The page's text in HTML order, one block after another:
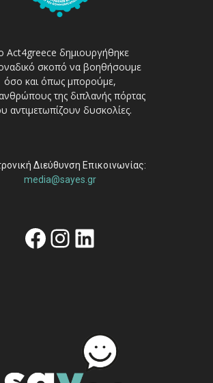
Act4greece δημιουργήθηκε
σκοπό να βοηθήσουμε
όσο και όπως μπορούμε,
της διπλανής πόρτας
αντιμετωπίζουν δυσκολίες.
Διεύθυνση Επικοινωνίας:
media@sayes.gr
Facebook
Instagram
Linkedin